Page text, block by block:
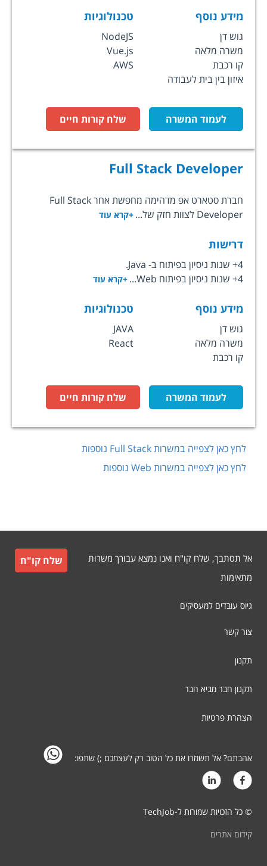
מידע נוסף
גוש דן
משרה מלאה
קו רכבת
איזון בין בית לעבודה
טכנולוגיות
NodeJS
Vue.js
AWS
לעמוד המשרה שלח קורות חיים
Full Stack Developer
חברת סטארט אפ מדהימה מחפשת אחר Full Stack
Developer לצוות חזק של...
+קרא עוד
דרישות
4+ שנות ניסיון בפיתוח ב- Java.
4+ שנות ניסיון בפיתוח Web...
+קרא עוד
מידע נוסף
גוש דן
משרה מלאה
קו רכבת
טכנולוגיות
JAVA
React
לעמוד המשרה שלח קורות חיים
לחץ כאן לצפייה במשרותFull Stack נוספות
לחץ כאן לצפייה במשרות Web נוספות
אל תסתבך, שלח קו"ח ואנו נמצא עבורך משרות
מתאימות
שלח קו"ח
גיוס עובדים למעסיקים
צור קשר
תקנון
תקנון חבר מביא חבר
הצהרת פרטיות
אהבתם? אל תשמרו את כל הטוב רק לעצמכם ;) שתפו:
© כל הזכויות שמורות ל-TechJob
קידום אתרים